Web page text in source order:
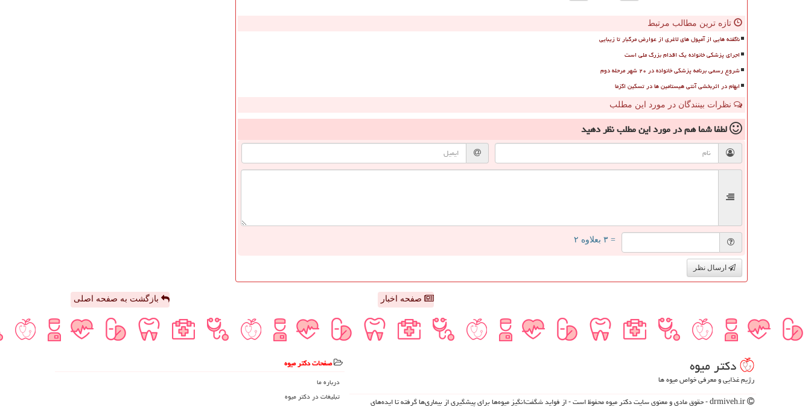
تازه ترین مطالب مرتبط
ناگفته هایی از آمپول های لاغری از عوارض مرگبار تا زیبایی
اجرای پزشکی خانواده یک اقدام بزرگ ملی است
شروع رسمی برنامه پزشکی خانواده در ۲۰ شهر مرحله دوم
ابهام در اثربخشی آنتی هیستامین ها در تسکین اگزما
نظرات بینندگان در مورد این مطلب
لطفا شما همدر مورد این مطلبنظر دهید
= ۳ بعلاوه ۲
ارسال نظر
صفحه اخبار بازگشت به صفحه اصلی
دكتر میوه
رژیم غذایی و معرفی خواص میوه ها
drmiveh.ir - حقوق مادی و معنوی سایت دكتر میوه محفوظ است - از فواید شگفت‌انگیز میوه‌ها برای پیشگیری از بیماری‌ها گرفته تا ایده‌های
صفحات دكتر میوه
درباره ما
تبلیغات در دكتر میوه